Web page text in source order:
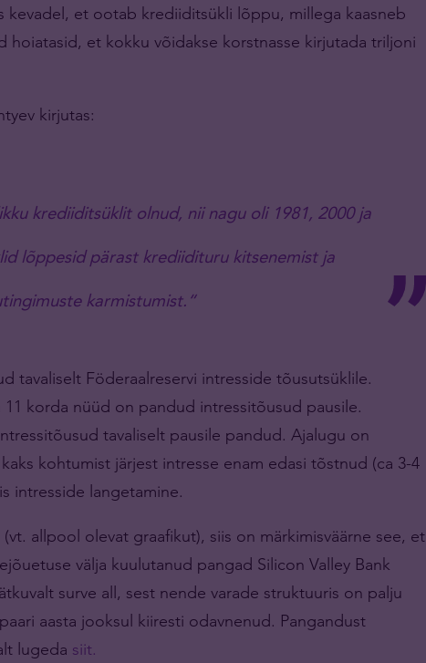
kevadel, et ootab krediiditsükli lõppu, millega kaasneb
hoiatasid, et kokku võidakse korstnasse kirjutada triljoni
kirjutas:
krediiditsüklit olnud, nii nagu oli 1981, 2000 ja
lõppesid pärast krediidituru kitsenemist ja
karmistumist.“
tavaliselt Föderaalreservi intresside tõusutsüklile.
korda nüüd on pandud intressitõusud pausile.
tavaliselt pausile pandud. Ajalugu on
kohtumist järjest intresse enam edasi tõstnud (ca 3-4
intresside langetamine.
allpool olevat graafikut), siis on märkimisväärne see, et
välja kuulutanud pangad Silicon Valley Bank
surve all, sest nende varade struktuuris on palju
aasta jooksul kiiresti odavnenud. Pangandust
lugeda siit.